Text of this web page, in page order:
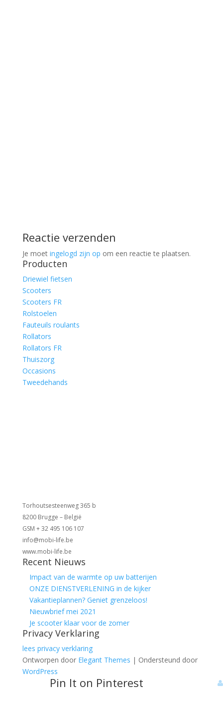
Reactie verzenden
Je moet ingelogd zijn op om een reactie te plaatsen.
Producten
Driewiel fietsen
Scooters
Scooters FR
Rolstoelen
Fauteuils roulants
Rollators
Rollators FR
Thuiszorg
Occasions
Tweedehands
Torhoutsesteenweg 365 b
8200 Brugge – België
GSM + 32 495 106 107
info@mobi-life.be
www.mobi-life.be
Recent Nieuws
Impact van de warmte op uw batterijen
ONZE DIENSTVERLENING in de kijker
Vakantieplannen? Geniet grenzeloos!
Nieuwbrief mei 2021
Je scooter klaar voor de zomer
Privacy Verklaring
lees privacy verklaring
Ontworpen door Elegant Themes | Ondersteund door
WordPress
Pin It on Pinterest